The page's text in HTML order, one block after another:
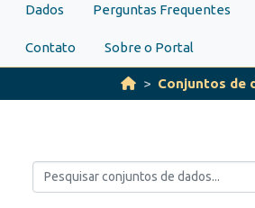
Dados Perguntas Frequentes
Contato Sobre o Portal
Conjuntos de